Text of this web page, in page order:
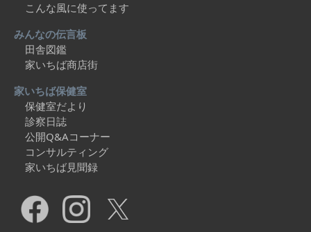
こんな風に使ってます
みんなの伝言板
田舎図鑑
家いちば商店街
家いちば保健室
保健室だより
診察日誌
公開Q&Aコーナー
コンサルティング
家いちば見聞録